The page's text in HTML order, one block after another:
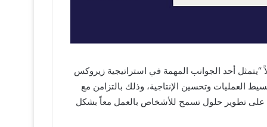
“يتمثل أحد الجوانب المهمة في استراتيجية زيروكس
وتحسين الإنتاجية، وذلك بالتزامن مع
على تطوير حلول تسمح للأشخاص بالعمل معاً بشكل